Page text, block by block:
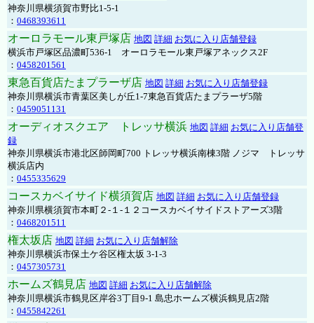
神奈川県横須賀市野比1-5-1
： 0468393611
オーロラモール東戸塚店 地図 詳細 お気に入り店舗登録
横浜市戸塚区品濃町536-1 オーロラモール東戸塚アネックス2F
： 0458201561
東急百貨店たまプラーザ店 地図 詳細 お気に入り店舗登録
神奈川県横浜市青葉区美しが丘1-7東急百貨店たまプラーザ5階
： 0459051131
オーディオスクエア トレッサ横浜 地図 詳細 お気に入り店舗登
録
神奈川県横浜市港北区師岡町700 トレッサ横浜南棟3階 ノジマ トレッサ
横浜店内
： 0455335629
コースカベイサイド横須賀店 地図 詳細 お気に入り店舗登録
神奈川県横須賀市本町２-１-１２コースカベイサイドストアーズ3階
： 0468201511
権太坂店 地図 詳細 お気に入り店舗解除
神奈川県横浜市保土ケ谷区権太坂 3-1-3
： 0457305731
ホームズ鶴見店 地図 詳細 お気に入り店舗解除
神奈川県横浜市鶴見区岸谷3丁目9-1 島忠ホームズ横浜鶴見店2階
： 0455842261